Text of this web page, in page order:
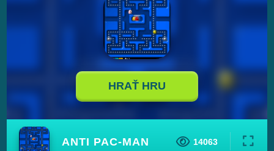
HRAŤ HRU
ANTI PAC-MAN 14063